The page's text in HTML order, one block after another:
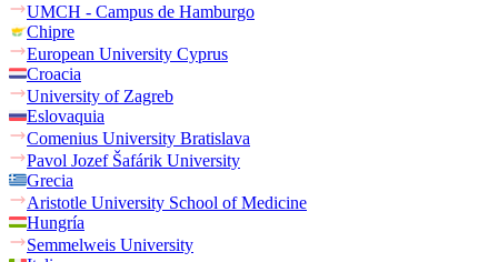
UMCH - Campus de Hamburgo
Chipre
European University Cyprus
Croacia
University of Zagreb
Eslovaquia
Comenius University Bratislava
Pavol Jozef Šafárik University
Grecia
Aristotle University School of Medicine
Hungría
Semmelweis University